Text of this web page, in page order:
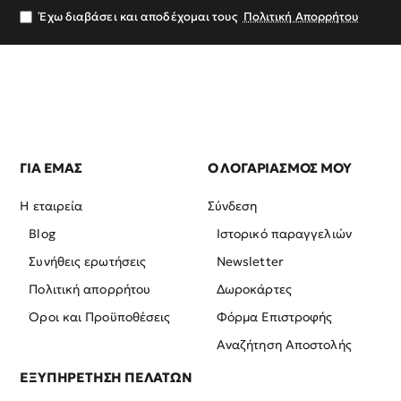
σας
Έχω διαβάσει και αποδέχομαι τους Πολιτική Απορρήτου
ΓΙΑ ΕΜΑΣ
Η εταιρεία
Blog
Συνήθεις ερωτήσεις
Πολιτική απορρήτου
Όροι και Προϋποθέσεις
Ο ΛΟΓΑΡΙΑΣΜΟΣ ΜΟΥ
Σύνδεση
Ιστορικό παραγγελιών
Newsletter
Δωροκάρτες
Φόρμα Επιστροφής
Αναζήτηση Αποστολής
ΕΞΥΠΗΡΕΤΗΣΗ ΠΕΛΑΤΩΝ